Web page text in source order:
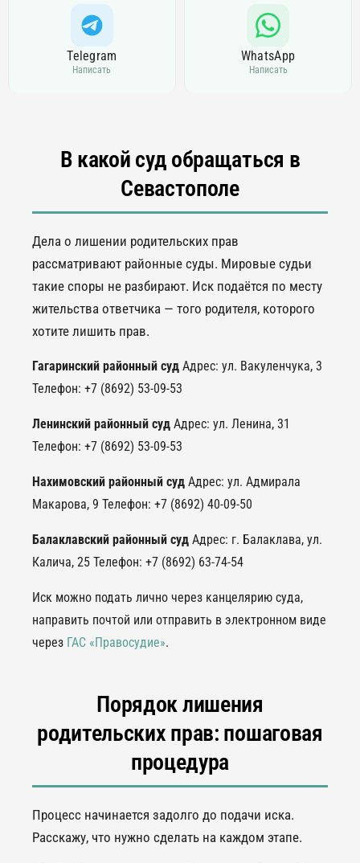
Telegram
Написать
WhatsApp
Написать
В какой суд обращаться в
Севастополе
Дела о лишении родительских прав
рассматривают районные суды. Мировые судьи
такие споры не разбирают. Иск подаётся по месту
жительства ответчика — того родителя, которого
хотите лишить прав.
Гагаринский районный судАдрес: ул. Вакуленчука, 3
Телефон: +7 (8692) 53-09-53
Ленинский районный судАдрес: ул. Ленина, 31
Телефон: +7 (8692) 53-09-53
Нахимовский районный судАдрес: ул. Адмирала
Макарова, 9 Телефон: +7 (8692) 40-09-50
Балаклавский районный судАдрес: г. Балаклава, ул.
Калича, 25 Телефон: +7 (8692) 63-74-54
Иск можно подать лично через канцелярию суда,
направить почтой или отправить в электронном виде
через ГАС «Правосудие».
Порядок лишения
родительских прав: пошаговая
процедура
Процесс начинается задолго до подачи иска.
Расскажу, что нужно сделать на каждом этапе.